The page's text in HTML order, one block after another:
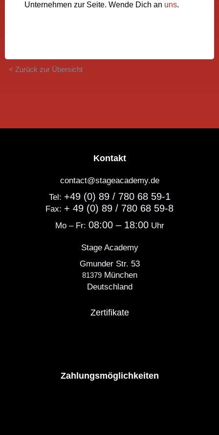
Unternehmen zur Seite. Wende Dich an uns.
< Zurück zur Übersicht
Kontakt
contact@stageacademy.de
Tel: +49 (0) 89 / 780 68 59-1
Fax: + 49 (0) 89 / 780 68 59-8
Mo – Fr: 08:00 – 18:00Uhr
Stage Academy
Gmunder Str. 53
81379München
Deutschland
Zertifikate
Zahlungsmöglichkeiten